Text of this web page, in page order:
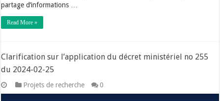
partage d’informations …
Read More »
Clarification sur l’application du décret ministériel no 255
du 2024-02-25
Projets de recherche 0